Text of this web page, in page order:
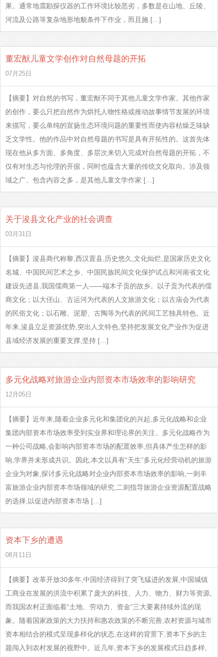
果。通常地震勘探仪器的工作环境比较恶劣，多数是在山地、丘陵、
河流及公路等复杂地形地貌条件下作业，而且施 […]
董宏猷儿童文学创作对自然母题的开拓
07月25日
【摘要】对自然的书写，董宏猷不同于其他儿童文学作家。其他作家
的创作，要么只把自然作为烘托人物性格或推动故事情节发展的环境
来描写，要么单纯的宣扬生态环境问题的重要性而使内容枯燥乏味缺
乏文学性。他的作品中对自然母题的书写是具有开拓性的。这首先体
现在他从多方面、多角度、多层次来切入完成对自然母题的开拓，不
仅有对生态与伦理的开据，同时也蕴含大量的传统文化取向。涉及领
域之广、包含内容之多，是其他儿童文学作家 […]
关于浚县文化产业的社会调查
03月31日
【摘要】浚县商代称黎,西汉置县,历史悠久,文化灿烂,是国家历史文化
名城、中国民间艺术之乡、中国民族民间文化保护试点和河南省文化
建设先进县,我国儒商第一人——端木子贡的故乡。以子贡为代表的儒
商文化；以大伾山、古运河为代表的人文旅游文化；以古庙会为代表
的民俗文化；以石雕、泥塑、古陶等为代表的民间工艺独具特色。近
年来,浚县立足资源优势,突出人文特色,坚持把发展文化产业作为促进
县域经济发展的重要支撑,坚持 […]
多元化战略对旅游企业内部资本市场效率的影响研究
12月05日
【摘要】近年来,随着企业多元化和集团化的兴起,多元化战略和企业
集团内部资本市场效率受到实业界和理论界的关注。多元化战略作为
一种公司战略,会影响内部资本市场的配置效率,但具体产生怎样的影
响,学界并未形成共识。因此,本文以具有“天生”多元化经营动机的旅游
企业为对象,探讨多元化战略对企业内部资本市场效率的影响,一则丰
富旅游企业内部资本市场领域的研究,二则指导旅游企业资源配置战略
的选择,以促进内部资本市场 […]
资本下乡的遭遇
08月11日
【摘要】改革开放30多年,中国经济得到了突飞猛进的发展,中国城镇
工商业在发展的洪流中积累了庞大的科技、人力、物力、财力等资源,
而我国农村正面临着“土地、劳动力、资金”三大要素持续外流的现
象。随着国家政策的大力扶持和惠农政策的不断完善,农村资源与城市
资本相结合的模式呈现多样化的状态,在这样的背景下,资本下乡的主
题闯入到农村发展的视野中。近几年,资本下乡的发展模式日趋多样,